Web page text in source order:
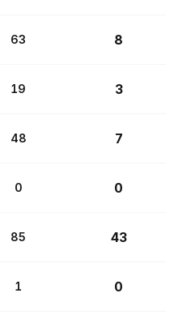
63 8
19 3
48 7
0 0
85 43
1 0